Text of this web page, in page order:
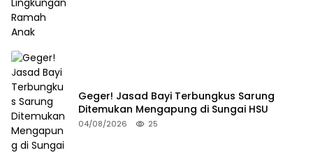
Geger! Jasad Bayi Terbungkus Sarung
Ditemukan Mengapung di Sungai HSU
04/08/2026 25